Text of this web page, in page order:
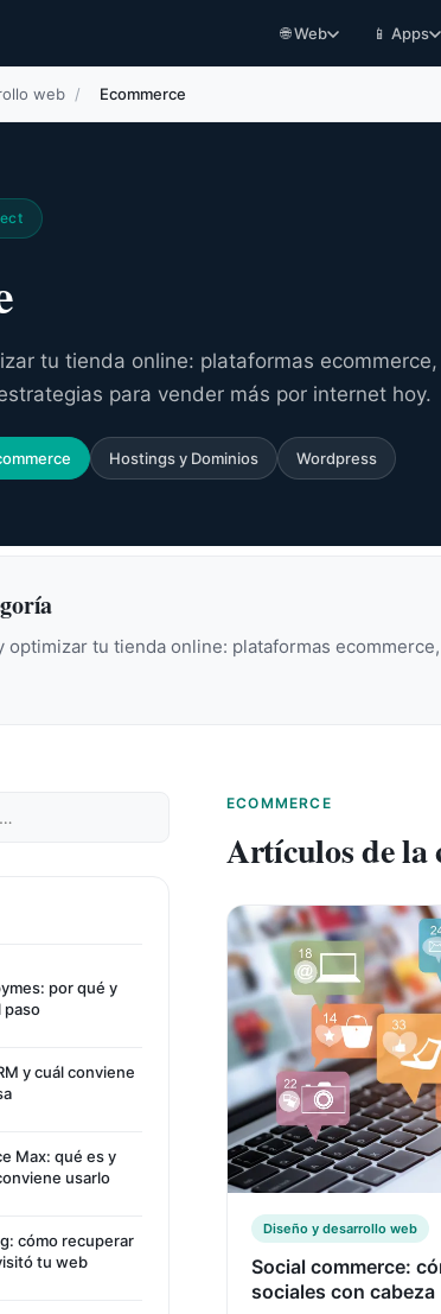
🌐 Web 📱 Apps
web / Ecommerce
tu tienda online: plataformas
para vender más por internet hoy.
Hostings y Dominios Wordpress
optimizar tu tienda online: plataformas
por qué y
paso
y cuál conviene
Max: qué es y
usarlo
cómo recuperar
tu web
ECOMMERCE
Artículos de la
Diseño y desarrollo web
Social commerce:
sociales con cabeza